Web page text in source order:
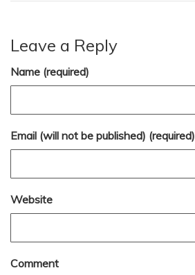
Leave a Reply
Name (required)
Email (will not be published) (required)
Website
Comment